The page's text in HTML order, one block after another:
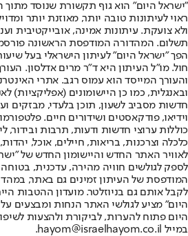
"ישראל היום" הוא גוף תקשורת שנוסד מתוך
ראוי לעיתונות טובה יותר, מאוזנת יותר
ולא צועקת. עיתונות אמינה, אובייקטיבית
הפך "ישראל היום" לעיתון הישראלי בעל
חול. מו"ל העיתון היא ד"ר מרים אדלסון.
והעורך המייסד הוא עמוס רגב. אתרי
חדשות מסביב לשעון, תוכן בלעדי, מבזקים
וידיאו, פודקאסטים ושידורים חיים.
כוללות ערוצי חדשות ודעות, תרבות ובידור,
לאוויר האתר החדש והיישומון החדש של
לספק לגולשים חוויה מהירה, עדכנית,
המודפסת של העיתון זמינים גם באתר,
לקבל אותם גם בניוזלטר. מועדון ההטבות
היום" מציע לגולשי האתר הנחות ומבצעים
היום פתוח להערות, לביקורת ולהצעות
במייל hayom@israelhayom.co.il.